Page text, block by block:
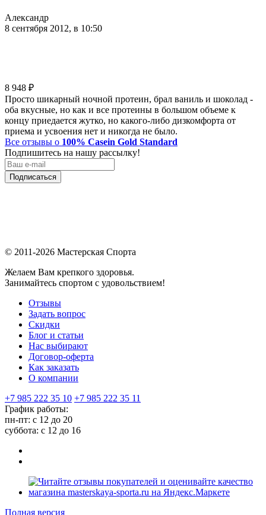
Александр
8 сентября 2012, в 10:50
8 948 ₽
Просто шикарный ночной протеин, брал ваниль и шоколад -
оба вкусные, но как и все протеины в большом объеме к
концу приедается жутко, но какого-либо дизкомфорта от
приема и усвоения нет и никогда не было.
Все отзывы о 100% Casein Gold Standard
Подпишитесь на нашу рассылку!
Подписаться
© 2011-2026 Мастерская Спорта
Желаем Вам крепкого здоровья.
Занимайтесь спортом с удовольствием!
Отзывы
Задать вопрос
Скидки
Блог и статьи
Нас выбирают
Договор-оферта
Как заказать
О компании
+7 985 222 35 10 +7 985 222 35 11
График работы:
пн-пт: с 12 до 20
суббота: c 12 до 16
Полная версия